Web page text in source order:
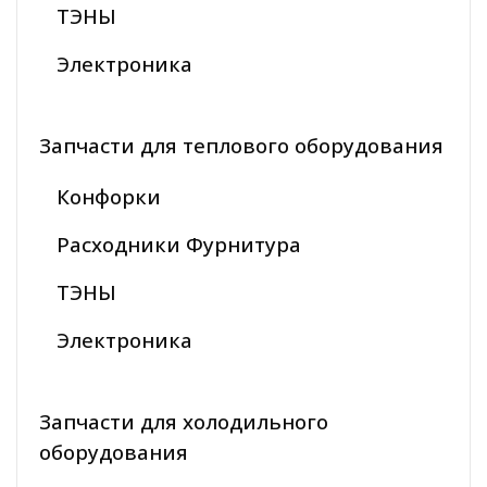
ТЭНЫ
Электроника
Запчасти для теплового оборудования
Конфорки
Расходники Фурнитура
ТЭНЫ
Электроника
Запчасти для холодильного
оборудования